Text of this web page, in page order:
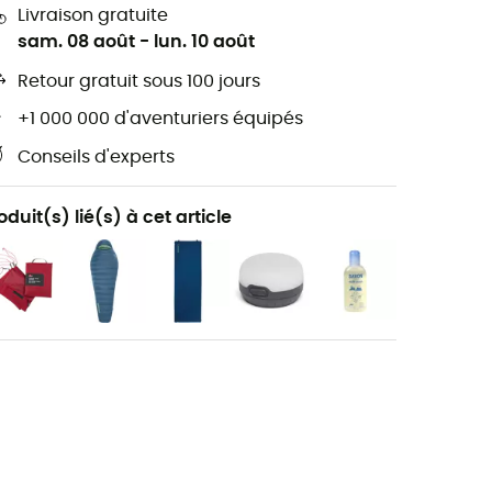
Livraison gratuite
sam. 08 août - lun. 10 août
Retour gratuit sous 100 jours
+1 000 000 d'aventuriers équipés
Conseils d'experts
lié(s) à cet article